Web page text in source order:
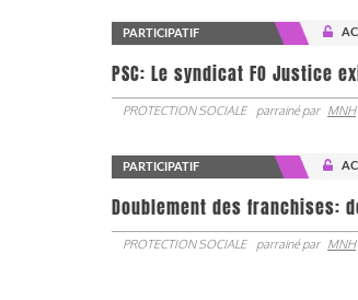
PARTICIPATIF
PSC: Le syndicat FO Justice
PROTECTION SOCIALE parrainé par MNH
PARTICIPATIF
Doublement des franchises:
PROTECTION SOCIALE parrainé par MNH